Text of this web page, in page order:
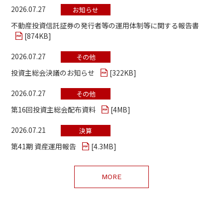
2026.07.27 お知らせ
不動産投資信託証券の発行者等の運用体制等に関する報告書
[874KB]
2026.07.27 その他
投資主総会決議のお知らせ [322KB]
2026.07.27 その他
第16回投資主総会配布資料 [4MB]
2026.07.21 決算
第41期 資産運用報告 [4.3MB]
MORE